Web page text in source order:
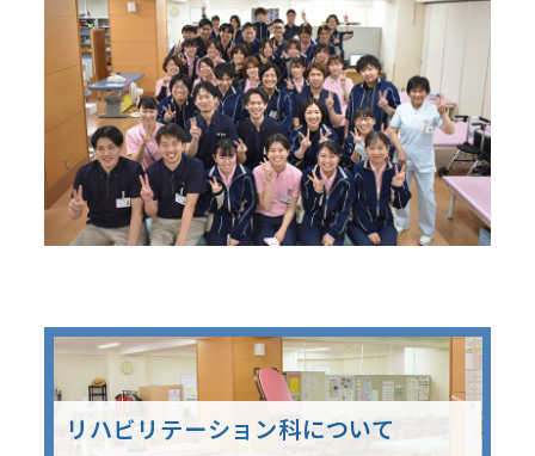
リハビリテーション科について